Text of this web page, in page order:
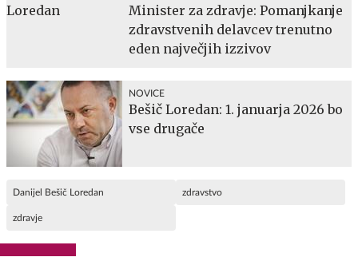
Minister za zdravje: Pomanjkanje
zdravstvenih delavcev trenutno
eden največjih izzivov
NOVICE
Bešič Loredan: 1. januarja 2026 bo
vse drugače
Danijel Bešič Loredan zdravstvo
zdravje